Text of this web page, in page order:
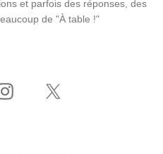
et parfois des réponses, des
de "À table !"